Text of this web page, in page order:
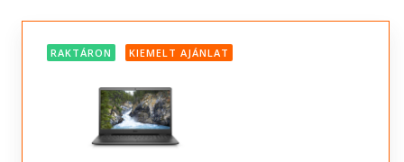
RAKTÁRON KIEMELT AJÁNLAT